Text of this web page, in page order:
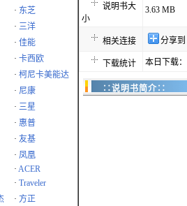
· 东芝
· 三洋
· 佳能
· 卡西欧
· 柯尼卡美能达
· 尼康
· 三星
· 惠普
· 友基
· 凤凰
· ACER
· Traveler
· 方正
说明书大
小
3.63 MB
相关连接 分享
下载统计 本日下载
∷说明书简介∷